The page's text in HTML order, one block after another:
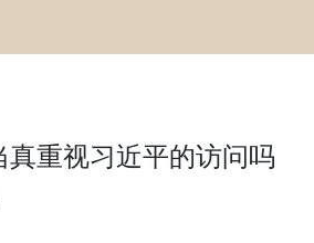
重视习近平的访问吗